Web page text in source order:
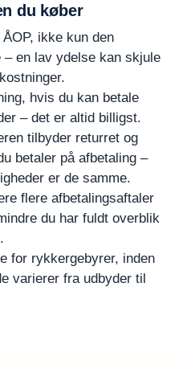
du køber
ikke kun den
– en lav ydelse kan skjule
hvis du kan betale
– det er altid billigst.
tilbyder returret og
betaler på afbetaling –
er de samme.
flere afbetalingsaftaler
du har fuldt overblik
for rykkergebyrer, inden
varierer fra udbyder til